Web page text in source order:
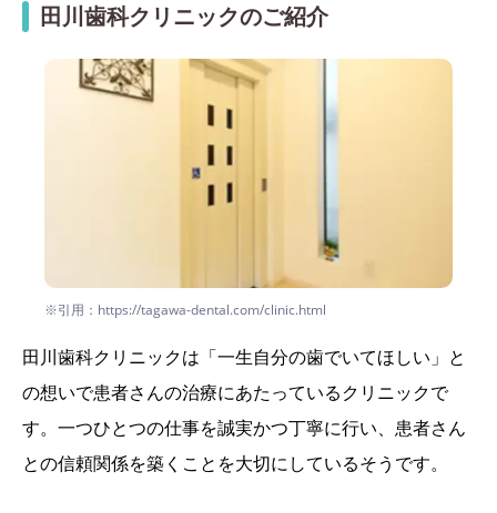
田川歯科クリニックのご紹介
※引用：https://tagawa-dental.com/clinic.html
田川歯科クリニックは「一生自分の歯でいてほしい」と
の想いで患者さんの治療にあたっているクリニックで
す。一つひとつの仕事を誠実かつ丁寧に行い、患者さん
との信頼関係を築くことを大切にしているそうです。